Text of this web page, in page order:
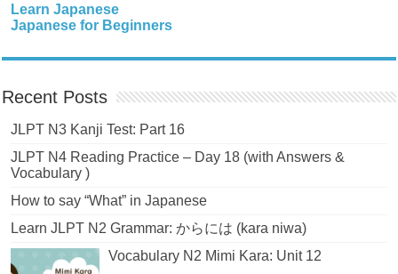
Learn Japanese
Japanese for Beginners
Recent Posts
JLPT N3 Kanji Test: Part 16
JLPT N4 Reading Practice – Day 18 (with Answers &
Vocabulary )
How to say “What” in Japanese
Learn JLPT N2 Grammar: からには (kara niwa)
Vocabulary N2 Mimi Kara: Unit 12